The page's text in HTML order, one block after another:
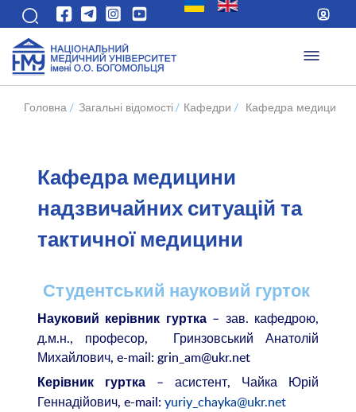
Головна / Загальні відомості / Кафедри / Кафедра медицини
Кафедра медицини
надзвичайних ситуацій та
тактичної медицини
Студентський науковий гурток
Науковий керівник гуртка– зав. кафедрою,
д.м.н., професор,
Гринзовський Анатолій
Михайлович, e-mail: grin_am@ukr.net
Керівник гуртка– асистент, Чайка Юрій
Геннадійович, e-mail: yuriy_chayka@ukr.net